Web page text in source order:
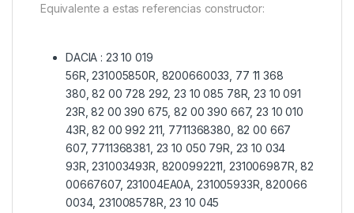
Equivalente a estas referencias constructor:
DACIA : 23 10 019
56R, 231005850R, 8200660033, 77 11 368
380, 82 00 728 292, 23 10 085 78R, 23 10 091
23R, 82 00 390 675, 82 00 390 667, 23 10 010
43R, 82 00 992 211, 7711368380, 82 00 667
607, 7711368381, 23 10 050 79R, 23 10 034
93R, 231003493R, 8200992211, 231006987R, 82
00667607, 231004EA0A, 231005933R, 820066
0034, 231008578R, 23 10 045